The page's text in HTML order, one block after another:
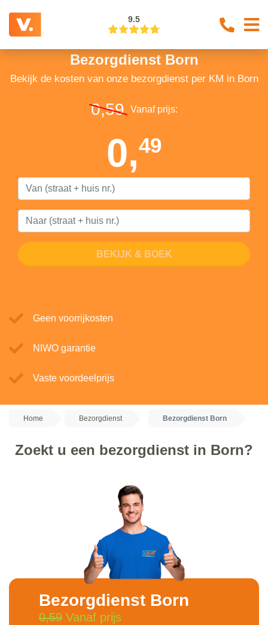
9.5
Bezorgdienst Born
Bekijk de kosten van onze bezorgdienst per KM in Born
0,59 Vanaf prijs:
0,49
BEKIJK & BOEK
Geen voorrijkosten
NIWO garantie
Vaste voordeelprijs
Home Bezorgdienst Bezorgdienst Born
Zoekt u een bezorgdienst in Born?
Bezorgdienst Born
0,59Vanaf prijs